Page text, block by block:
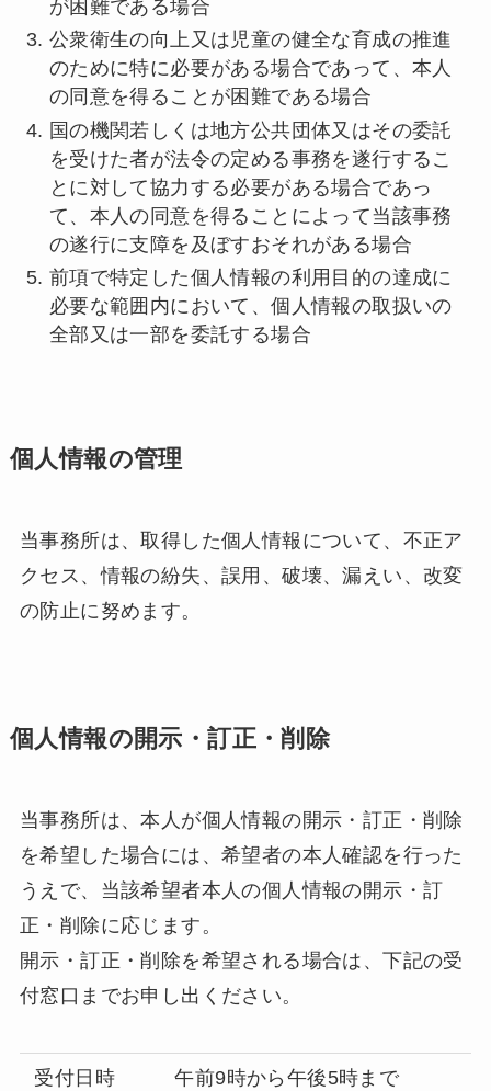
が困難である場合
公衆衛生の向上又は児童の健全な育成の推進
のために特に必要がある場合であって、本人
の同意を得ることが困難である場合
国の機関若しくは地方公共団体又はその委託
を受けた者が法令の定める事務を遂行するこ
とに対して協力する必要がある場合であっ
て、本人の同意を得ることによって当該事務
の遂行に支障を及ぼすおそれがある場合
前項で特定した個人情報の利用目的の達成に
必要な範囲内において、個人情報の取扱いの
全部又は一部を委託する場合
個人情報の管理
当事務所は、取得した個人情報について、不正ア
クセス、情報の紛失、誤用、破壊、漏えい、改変
の防止に努めます。
個人情報の開示・訂正・削除
当事務所は、本人が個人情報の開示・訂正・削除
を希望した場合には、希望者の本人確認を行った
うえで、当該希望者本人の個人情報の開示・訂
正・削除に応じます。
開示・訂正・削除を希望される場合は、下記の受
付窓口までお申し出ください。
受付日時
午前9時から午後5時まで